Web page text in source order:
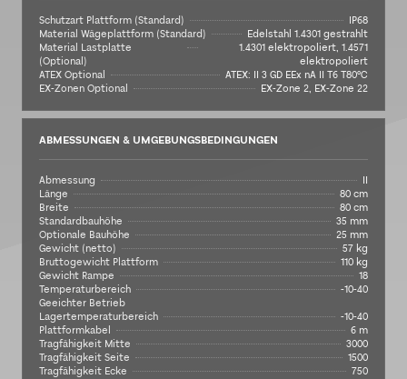
Schutzart Plattform (Standard)
IP68
Material Wägeplattform (Standard)
Edelstahl 1.4301 gestrahlt
Material Lastplatte
(Optional)
1.4301 elektropoliert, 1.4571
elektropoliert
ATEX Optional
ATEX: II 3 GD EEx nA II T6 T80°C
EX-Zonen Optional
EX-Zone 2, EX-Zone 22
ABMESSUNGEN & UMGEBUNGSBEDINGUNGEN
Abmessung
II
Länge
80 cm
Breite
80 cm
Standardbauhöhe
35 mm
Optionale Bauhöhe
25 mm
Gewicht (netto)
57 kg
Bruttogewicht Plattform
110 kg
Gewicht Rampe
18
Temperaturbereich
Geeichter Betrieb
-10-40
Lagertemperaturbereich
-10-40
Plattformkabel
6 m
Tragfähigkeit Mitte
3000
Tragfähigkeit Seite
1500
Tragfähigkeit Ecke
750